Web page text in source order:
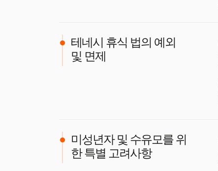
테네시 휴식 법의 예외
및 면제
미성년자 및 수유모를 위
한 특별 고려사항